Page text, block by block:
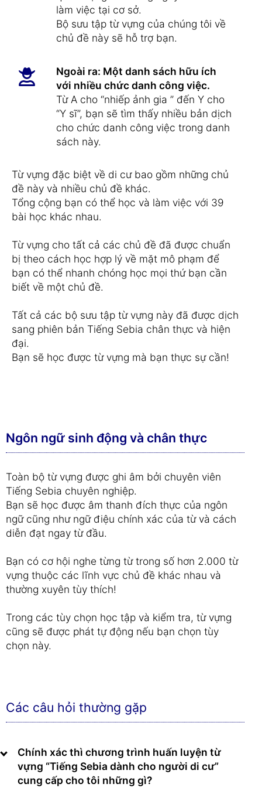
làm việc tại cơ sở.
Bộ sưu tập từ vựng của chúng tôi về
chủ đề này sẽ hỗ trợ bạn.
Ngoài ra: Một danh sách hữu ích
với nhiều chức danh công việc.
Từ A cho “nhiếp ảnh gia ” đến Y cho
“Y sĩ”, bạn sẽ tìm thấy nhiều bản dịch
cho chức danh công việc trong danh
sách này.
Từ vựng đặc biệt về di cư bao gồm những chủ
đề này và nhiều chủ đề khác.
Tổng cộng bạn có thể học và làm việc với 39
bài học khác nhau.
Từ vựng cho tất cả các chủ đề đã được chuẩn
bị theo cách học hợp lý về mặt mô phạm để
bạn có thể nhanh chóng học mọi thứ bạn cần
biết về một chủ đề.
Tất cả các bộ sưu tập từ vựng này đã được dịch
sang phiên bản Tiếng Sebia chân thực và hiện
đại.
Bạn sẽ học được từ vựng mà bạn thực sự cần!
Ngôn ngữ sinh động và chân thực
Toàn bộ từ vựng được ghi âm bởi chuyên viên
Tiếng Sebia chuyên nghiệp.
Bạn sẽ học được âm thanh đích thực của ngôn
ngữ cũng như ngữ điệu chính xác của từ và cách
diễn đạt ngay từ đầu.
Bạn có cơ hội nghe từng từ trong số hơn 2.000 từ
vựng thuộc các lĩnh vực chủ đề khác nhau và
thường xuyên tùy thích!
Trong các tùy chọn học tập và kiểm tra, từ vựng
cũng sẽ được phát tự động nếu bạn chọn tùy
chọn này.
Các câu hỏi thường gặp
Chính xác thì chương trình huấn luyện từ
vựng “Tiếng Sebia dành cho người di cư”
cung cấp cho tôi những gì?